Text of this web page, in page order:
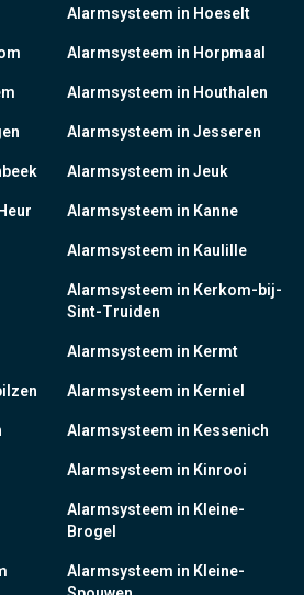
Alarmsysteem in Hoeselt
Alarmsysteem in Horpmaal
Alarmsysteem in Houthalen
Alarmsysteem in Jesseren
Alarmsysteem in Jeuk
Alarmsysteem in Kanne
Alarmsysteem in Kaulille
Alarmsysteem in Kerkom-bij-
Sint-Truiden
Alarmsysteem in Kermt
Alarmsysteem in Kerniel
Alarmsysteem in Kessenich
Alarmsysteem in Kinrooi
Alarmsysteem in Kleine-
Brogel
Alarmsysteem in Kleine-